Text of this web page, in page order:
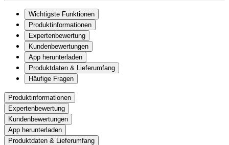
Wichtigste Funktionen
Produktinformationen
Expertenbewertung
Kundenbewertungen
App herunterladen
Produktdaten & Lieferumfang
Häufige Fragen
Produktinformationen
Expertenbewertung
Kundenbewertungen
App herunterladen
Produktdaten & Lieferumfang